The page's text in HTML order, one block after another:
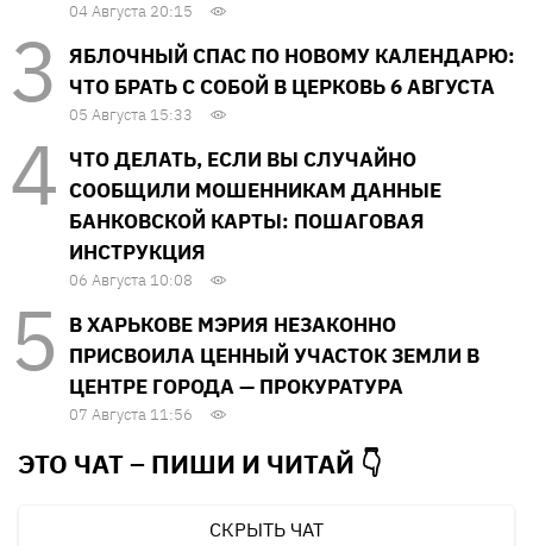
04 Августа 20:15
ЯБЛОЧНЫЙ СПАС ПО НОВОМУ КАЛЕНДАРЮ:
ЧТО БРАТЬ С СОБОЙ В ЦЕРКОВЬ 6 АВГУСТА
05 Августа 15:33
ЧТО ДЕЛАТЬ, ЕСЛИ ВЫ СЛУЧАЙНО
СООБЩИЛИ МОШЕННИКАМ ДАННЫЕ
БАНКОВСКОЙ КАРТЫ: ПОШАГОВАЯ
ИНСТРУКЦИЯ
06 Августа 10:08
В ХАРЬКОВЕ МЭРИЯ НЕЗАКОННО
ПРИСВОИЛА ЦЕННЫЙ УЧАСТОК ЗЕМЛИ В
ЦЕНТРЕ ГОРОДА — ПРОКУРАТУРА
07 Августа 11:56
ЭТО ЧАТ – ПИШИ И ЧИТАЙ 👇
СКРЫТЬ ЧАТ